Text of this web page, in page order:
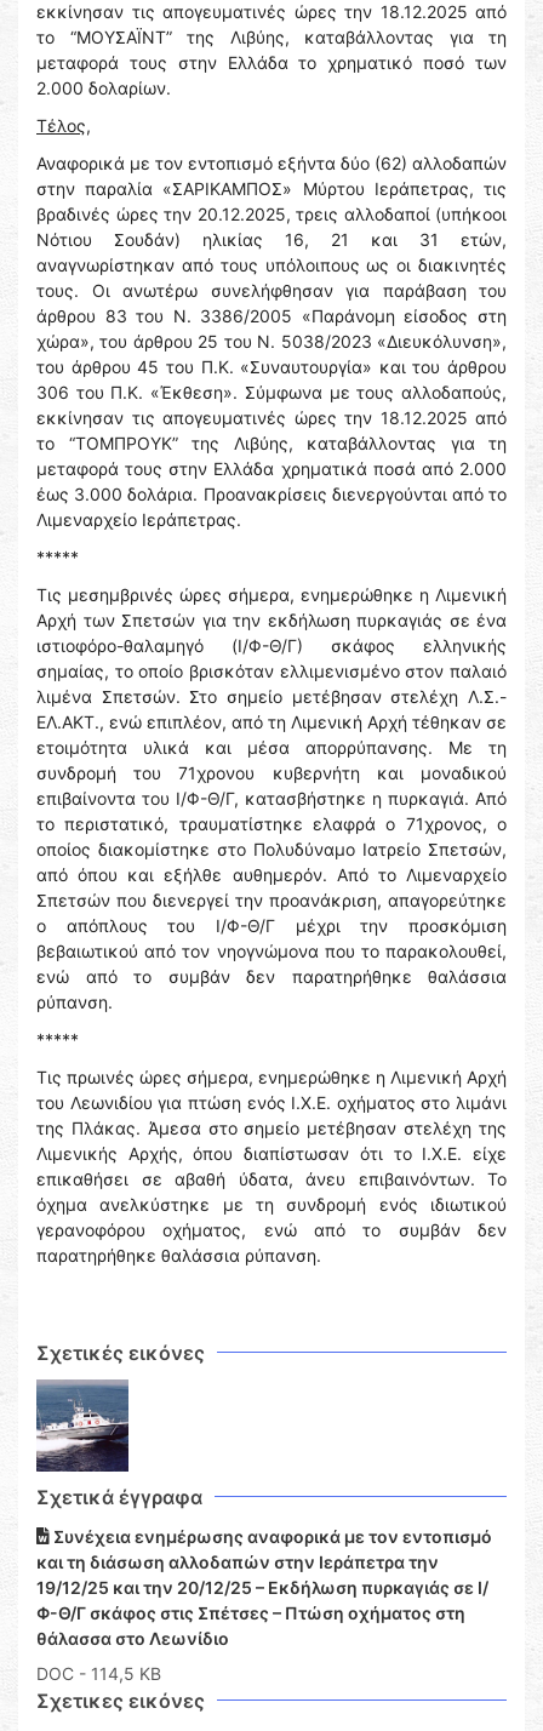
εκκίνησαν τις απογευματινές ώρες την 18.12.2025 από
το “ΜΟΥΣΑΪΝΤ” της Λιβύης, καταβάλλοντας για τη
μεταφορά τους στην Ελλάδα το χρηματικό ποσό των
2.000 δολαρίων.
Τέλος,
Αναφορικά με τον εντοπισμό εξήντα δύο (62) αλλοδαπών
στην παραλία «ΣΑΡΙΚΑΜΠΟΣ» Μύρτου Ιεράπετρας, τις
βραδινές ώρες την 20.12.2025, τρεις αλλοδαποί (υπήκοοι
Νότιου Σουδάν) ηλικίας 16, 21 και 31 ετών,
αναγνωρίστηκαν από τους υπόλοιπους ως οι διακινητές
τους. Οι ανωτέρω συνελήφθησαν για παράβαση του
άρθρου 83 του Ν. 3386/2005 «Παράνομη είσοδος στη
χώρα», του άρθρου 25 του Ν. 5038/2023 «Διευκόλυνση»,
του άρθρου 45 του Π.Κ. «Συναυτουργία» και του άρθρου
306 του Π.Κ. «Έκθεση». Σύμφωνα με τους αλλοδαπούς,
εκκίνησαν τις απογευματινές ώρες την 18.12.2025 από
το “ΤΟΜΠΡΟΥΚ” της Λιβύης, καταβάλλοντας για τη
μεταφορά τους στην Ελλάδα χρηματικά ποσά από 2.000
έως 3.000 δολάρια. Προανακρίσεις διενεργούνται από το
Λιμεναρχείο Ιεράπετρας.
*****
Τις μεσημβρινές ώρες σήμερα, ενημερώθηκε η Λιμενική
Αρχή των Σπετσών για την εκδήλωση πυρκαγιάς σε ένα
ιστιοφόρο-θαλαμηγό (Ι/Φ-Θ/Γ) σκάφος ελληνικής
σημαίας, το οποίο βρισκόταν ελλιμενισμένο στον παλαιό
λιμένα Σπετσών. Στο σημείο μετέβησαν στελέχη Λ.Σ.-
ΕΛ.ΑΚΤ., ενώ επιπλέον, από τη Λιμενική Αρχή τέθηκαν σε
ετοιμότητα υλικά και μέσα απορρύπανσης. Με τη
συνδρομή του 71χρονου κυβερνήτη και μοναδικού
επιβαίνοντα του Ι/Φ-Θ/Γ, κατασβήστηκε η πυρκαγιά. Από
το περιστατικό, τραυματίστηκε ελαφρά ο 71χρονος, ο
οποίος διακομίστηκε στο Πολυδύναμο Ιατρείο Σπετσών,
από όπου και εξήλθε αυθημερόν. Από το Λιμεναρχείο
Σπετσών που διενεργεί την προανάκριση, απαγορεύτηκε
ο απόπλους του Ι/Φ-Θ/Γ μέχρι την προσκόμιση
βεβαιωτικού από τον νηογνώμονα που το παρακολουθεί,
ενώ από το συμβάν δεν παρατηρήθηκε θαλάσσια
ρύπανση.
*****
Τις πρωινές ώρες σήμερα, ενημερώθηκε η Λιμενική Αρχή
του Λεωνιδίου για πτώση ενός Ι.Χ.Ε. οχήματος στο λιμάνι
της Πλάκας. Άμεσα στο σημείο μετέβησαν στελέχη της
Λιμενικής Αρχής, όπου διαπίστωσαν ότι το Ι.Χ.Ε. είχε
επικαθήσει σε αβαθή ύδατα, άνευ επιβαινόντων. Το
όχημα ανελκύστηκε με τη συνδρομή ενός ιδιωτικού
γερανοφόρου οχήματος, ενώ από το συμβάν δεν
παρατηρήθηκε θαλάσσια ρύπανση.
Σχετικές εικόνες
Σχετικά έγγραφα
Συνέχεια ενημέρωσης αναφορικά με τον εντοπισμό
και τη διάσωση αλλοδαπών στην Ιεράπετρα την
19/12/25 και την 20/12/25 – Εκδήλωση πυρκαγιάς σε Ι/
Φ-Θ/Γ σκάφος στις Σπέτσες – Πτώση οχήματος στη
θάλασσα στο Λεωνίδιο
DOC - 114,5 KB
Σχετικες εικόνες